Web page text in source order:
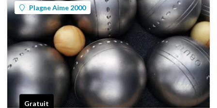
Plagne Aime 2000
Gratuit